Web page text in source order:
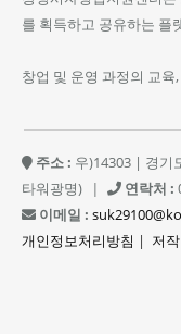
를 획득하고 공유하는 플
창업 및 운영 과정의 교
주소 : 우)14303 | 경기
타워광명)
| 연락처 :
이메일 :
개인정보처리방침 | 저